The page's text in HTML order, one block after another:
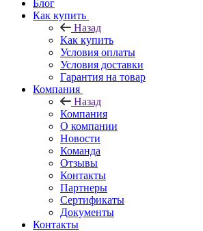
Блог
Как купить
Назад
Как купить
Условия оплаты
Условия доставки
Гарантия на товар
Компания
Назад
Компания
О компании
Новости
Команда
Отзывы
Контакты
Партнеры
Сертификаты
Документы
Контакты